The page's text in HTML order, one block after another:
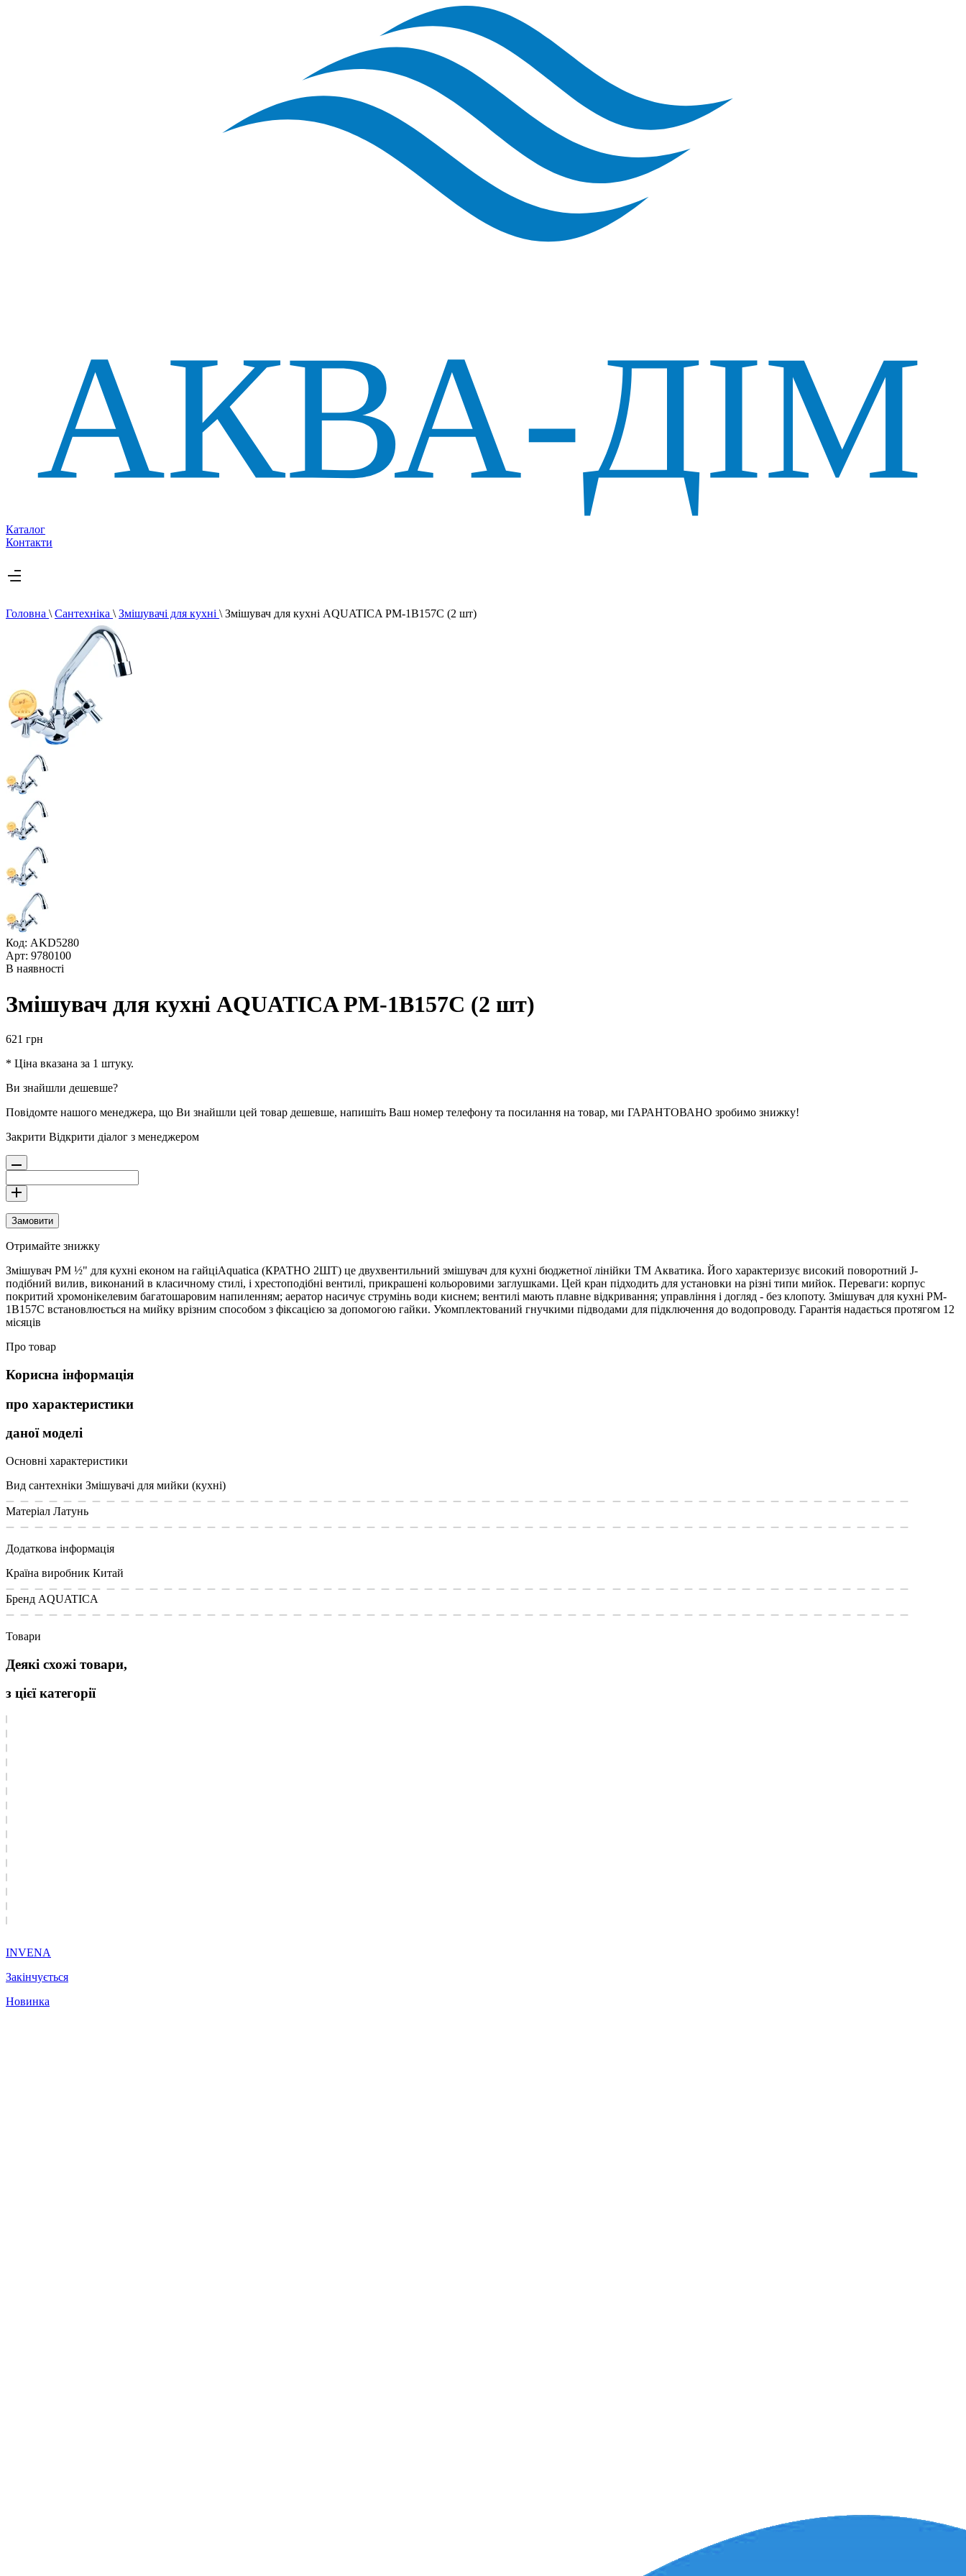
Каталог
Контакти
Головна \ Сантехніка \ Змішувачі для кухні \ Змішувач для кухні AQUATICA PM-1B157C (2 шт)
Код: AKD5280
Арт: 9780100
В наявності
Змішувач для кухні AQUATICA PM-1B157C (2 шт)
621 грн
* Ціна вказана за 1 штуку.
Ви знайшли дешевше?
Повідомте нашого менеджера, що Ви знайшли цей товар дешевше, напишіть Ваш номер телефону та посилання на товар, ми ГАРАНТОВАНО зробимо знижку!
Закрити Відкрити діалог з менеджером
Замовити
Отримайте знижку
Змішувач PM ½" для кухні економ на гайціAquatica (КРАТНО 2ШТ) це двухвентильний змішувач для кухні бюджетної лінійки ТМ Акватика. Його характеризує високий поворотний J-
подібний вилив, виконаний в класичному стилі, і хрестоподібні вентилі, прикрашені кольоровими заглушками. Цей кран підходить для установки на різні типи мийок. Переваги: корпус
покритий хромонікелевим багатошаровим напиленням; аератор насичує струмінь води киснем; вентилі мають плавне відкривання; управління і догляд - без клопоту. Змішувач для кухні PM-
1B157C встановлюється на мийку врізним способом з фіксацією за допомогою гайки. Укомплектований гнучкими підводами для підключення до водопроводу. Гарантія надається протягом 12
місяців
Про товар
Корисна інформація
про характеристики
даної моделі
Основні характеристики
Вид сантехніки Змішувачі для мийки (кухні)
Матеріал Латунь
Додаткова інформація
Країна виробник Китай
Бренд AQUATICA
Товари
Деякі схожі товари,
з цієї категорії
INVENA
Закінчується
Новинка